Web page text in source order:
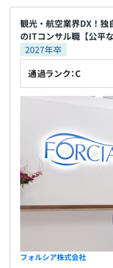
観光・航空業界DX！
のITコンサル職【公平
2027年卒
通過ランク：C
フォルシア株式会社